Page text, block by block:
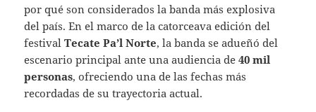
por qué son considerados la banda más explosiva
del país. En el marco de la catorceava edición del
festivalTecate Pa’l Norte, la banda se adueñó del
escenario principal ante una audiencia de40 mil
personas, ofreciendo una de las fechas más
recordadas de su trayectoria actual.